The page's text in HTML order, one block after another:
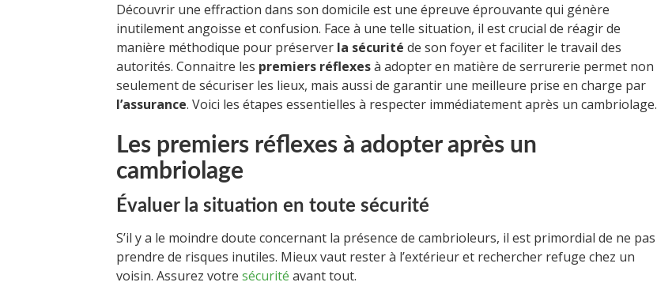
Découvrir une effraction dans son domicile est une épreuve éprouvante qui génère
inutilement angoisse et confusion. Face à une telle situation, il est crucial de réagir de
manière méthodique pour préserver la sécurité de son foyer et faciliter le travail des
autorités. Connaitre les premiers réflexesà adopter en matière de serrurerie permet non
seulement de sécuriser les lieux, mais aussi de garantir une meilleure prise en charge par
l’assurance. Voici les étapes essentielles à respecter immédiatement après un cambriolage.
Les premiers réflexes à adopter après un
cambriolage
Évaluer la situation en toute sécurité
S’il y a le moindre doute concernant la présence de cambrioleurs, il est primordial de ne pas
prendre de risques inutiles. Mieux vaut rester à l’extérieur et rechercher refuge chez un
voisin. Assurez votre sécurité avant tout.